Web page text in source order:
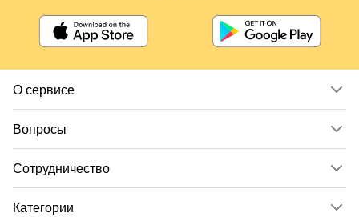
О сервисе
Вопросы
Сотрудничество
Категории